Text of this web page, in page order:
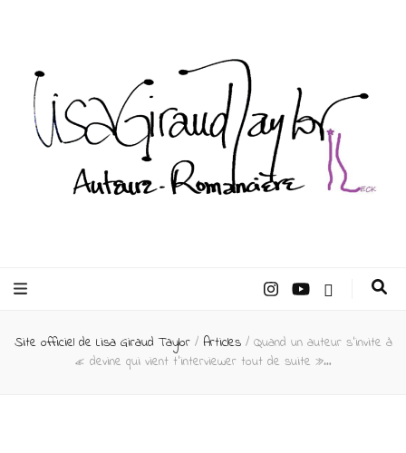
Taylor –
Auteur
Site officiel de Lisa Giraud Taylor / Articles / Quand un auteur s’invite à
« devine qui vient t’interviewer tout de suite »…